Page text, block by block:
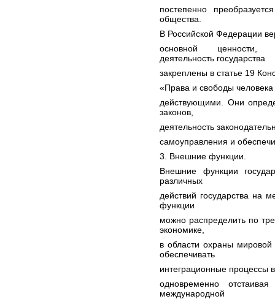
постепенно
общества.
В Российской Федерации
основной ценности,
деятельность государства
закреплены в статье 19
«Права и свободы
действующими. Они
законов,
деятельность
самоуправления и
3. Внешние функции.
Внешние функции
различных
действий государства на
функции
можно распределить по
экономике,
в области охраны
обеспечивать
интеграционные процессы
одновременно
международной